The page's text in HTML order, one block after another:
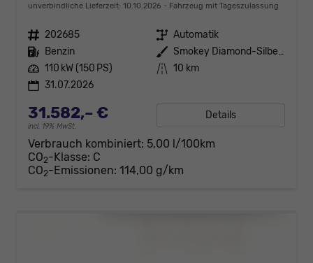
unverbindliche Lieferzeit: 10.10.2026 Fahrzeug mit Tageszulassung
Fahrzeugnr. 202685 Getriebe Automatik
Kraftstoff Benzin Außenfarbe
Smokey Diamond-Silber Metallic
Leistung 110 kW (150 PS) Kilometerstand 10 km
31.07.2026
31.582,– €
incl. 19% MwSt.
Details
Verbrauch kombiniert: 5,00 l/100km
CO2-Klasse: C
CO2-Emissionen: 114,00 g/km